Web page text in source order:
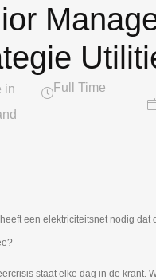
in
Full Time
een elektriciteitsnet nodig dat
staat elke dag in de krant.